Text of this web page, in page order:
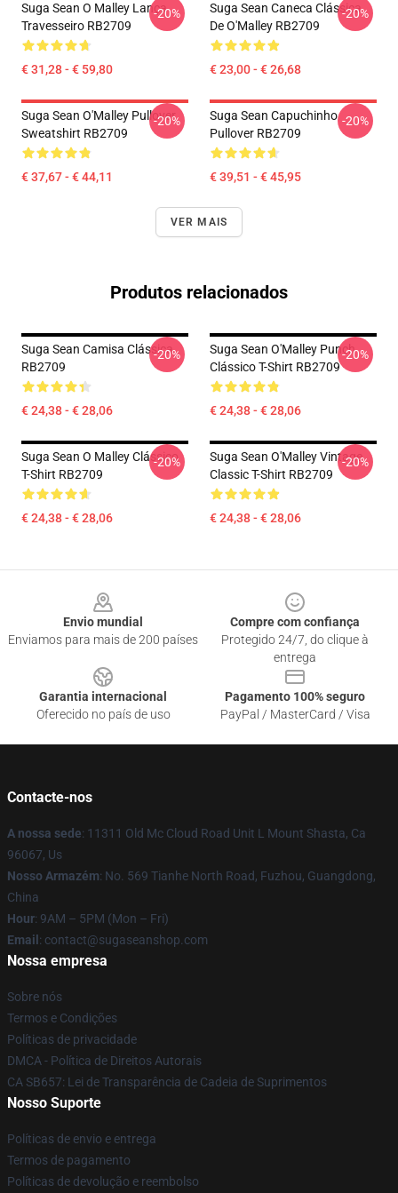
Suga Sean O Malley Lança
Travesseiro RB2709
€ 31,28 - € 59,80
-20%
Suga Sean Caneca Clássica
De O'Malley RB2709
€ 23,00 - € 26,68
-20%
Suga Sean O'Malley Pullover
Sweatshirt RB2709
€ 37,67 - € 44,11
-20%
Suga Sean Capuchinho
Pullover RB2709
€ 39,51 - € 45,95
-20%
VER MAIS
Produtos relacionados
Suga Sean Camisa Clássica
RB2709
€ 24,38 - € 28,06
-20%
Suga Sean O'Malley Punch
Clássico T-Shirt RB2709
€ 24,38 - € 28,06
-20%
Suga Sean O Malley Clássico
T-Shirt RB2709
€ 24,38 - € 28,06
-20%
Suga Sean O'Malley Vintage
Classic T-Shirt RB2709
€ 24,38 - € 28,06
-20%
Envio mundial
Enviamos para mais de 200 países
Compre com confiança
Protegido 24/7, do clique à
entrega
Garantia internacional
Oferecido no país de uso
Pagamento 100% seguro
PayPal / MasterCard / Visa
Contacte-nos
A nossa sede: 11311 Old Mc Cloud Road Unit L Mount Shasta, Ca
96067, Us
Nosso Armazém: No. 569 Tianhe North Road, Fuzhou, Guangdong,
China
Hour: 9AM – 5PM (Mon – Fri)
Email : contact@sugaseanshop.com
Nossa empresa
Sobre nós
Termos e Condições
Políticas de privacidade
DMCA - Política de Direitos Autorais
CA SB657: Lei de Transparência de Cadeia de Suprimentos
Nosso Suporte
Políticas de envio e entrega
Termos de pagamento
Políticas de devolução e reembolso